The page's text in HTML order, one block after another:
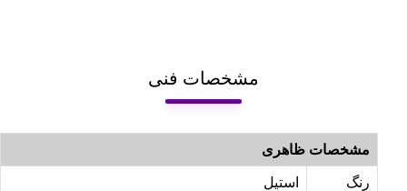
مشخصات فنی
مشخصات ظاهری
رنگ استیل